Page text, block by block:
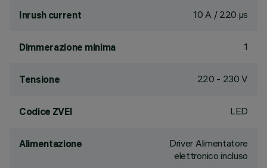
Inrush current 10 A / 220 µs
Dimmerazione minima 1
Tensione 220 - 230 V
Codice ZVEI LED
Alimentazione
Driver Alimentatore
elettronico incluso